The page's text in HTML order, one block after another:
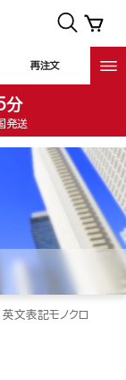
再注文
分
発送
文表記モノクロ